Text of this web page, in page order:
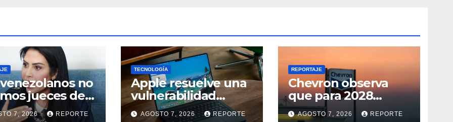
venezolanos no
jueces de
7, 2026 REPORTE
TECNOLOGÍA
Apple resuelve una
vulnerabilidad
crítica de macOS:
AGOSTO 7, 2026 REPORTE
REPORTAJE
Chevron observa
que para 2028
puede aumentar su
AGOSTO 7, 2026 REPORTE